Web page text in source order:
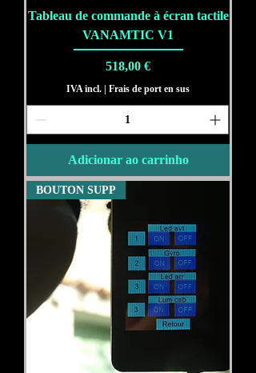
Tableau de commande à écran tactile
VANAMTIC V1
Preço
518,00 €
IVA incl. Frais de port en sus
Adicionar ao carrinho
BOUTON SUPP